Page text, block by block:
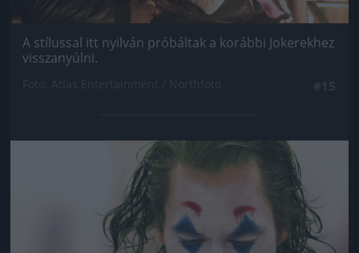
A stílussal itt nyilván próbáltak a korábbi Jokerekhez
visszanyúlni.
Jön még kép!